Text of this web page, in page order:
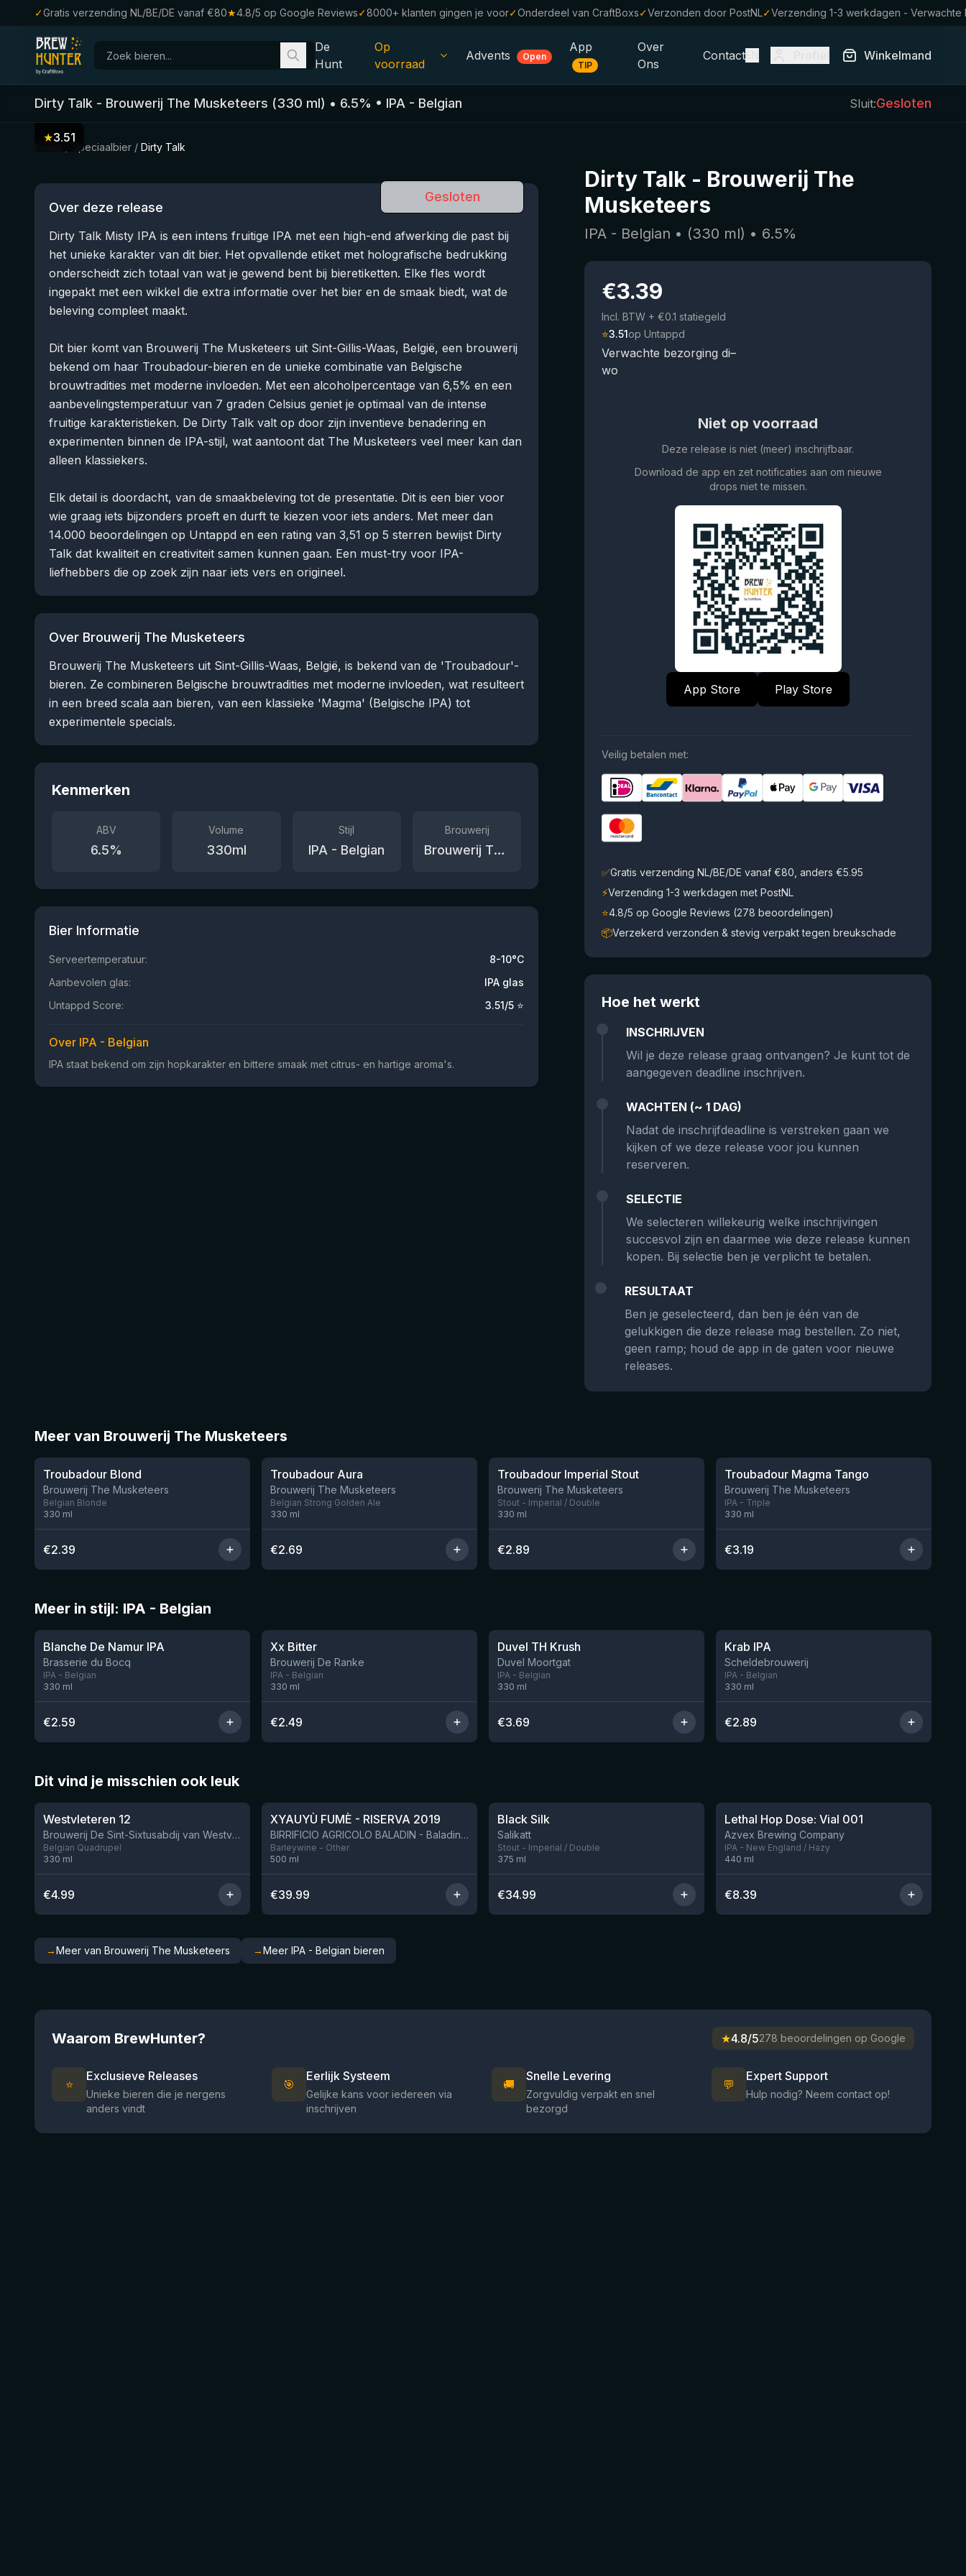
✓Gratis verzending NL/BE/DE vanaf €80★4.8/5 op Google Reviews✓8000+ klanten gingen je voor✓Onderdeel van CraftBoxs✓Verzonden door PostNL✓Verzending 1-3 werkdagen -
De
Hunt
Op
voorraad
Alle Bieren
Cadeaubonnen
Bierpakketten
Brouwerijen
Bierstijlen
Advents Open
App
TIP
Over
Ons
Contact Winkelmand
Dirty Talk - Brouwerij The Musketeers (330 ml) • 6.5% • IPA - Belgian Sluit:Gesloten
Speciaalbier / Dirty Talk
★3.51
Gesloten
Over deze release
Dirty Talk Misty IPA is een intens fruitige IPA met een high-end afwerking die past bij
het unieke karakter van dit bier. Het opvallende etiket met holografische bedrukking
onderscheidt zich totaal van wat je gewend bent bij bieretiketten. Elke fles wordt
ingepakt met een wikkel die extra informatie over het bier en de smaak biedt, wat de
beleving compleet maakt.
Dit bier komt van Brouwerij The Musketeers uit Sint-Gillis-Waas, België, een brouwerij
bekend om haar Troubadour-bieren en de unieke combinatie van Belgische
brouwtradities met moderne invloeden. Met een alcoholpercentage van 6,5% en een
aanbevelingstemperatuur van 7 graden Celsius geniet je optimaal van de intense
fruitige karakteristieken. De Dirty Talk valt op door zijn inventieve benadering en
experimenten binnen de IPA-stijl, wat aantoont dat The Musketeers veel meer kan dan
alleen klassiekers.
Elk detail is doordacht, van de smaakbeleving tot de presentatie. Dit is een bier voor
wie graag iets bijzonders proeft en durft te kiezen voor iets anders. Met meer dan
14.000 beoordelingen op Untappd en een rating van 3,51 op 5 sterren bewijst Dirty
Talk dat kwaliteit en creativiteit samen kunnen gaan. Een must-try voor IPA-
liefhebbers die op zoek zijn naar iets vers en origineel.
Over Brouwerij The Musketeers
Brouwerij The Musketeers uit Sint-Gillis-Waas, België, is bekend van de 'Troubadour'-
bieren. Ze combineren Belgische brouwtradities met moderne invloeden, wat resulteert
in een breed scala aan bieren, van een klassieke 'Magma' (Belgische IPA) tot
experimentele specials.
Kenmerken
ABV
6.5%
Volume
330ml
Stijl
IPA - Belgian
Brouwerij
Brouwerij The Musketeers
Bier Informatie
Serveertemperatuur:
8-10°C
Aanbevolen glas:
IPA glas
Untappd Score:
3.51/5 ⭐
Over IPA - Belgian
IPA staat bekend om zijn hopkarakter en bittere smaak met citrus- en hartige aroma's.
Dirty Talk - Brouwerij The
Musketeers
IPA - Belgian • (330 ml) • 6.5%
€3.39
Incl. BTW + €0.1 statiegeld
⭐3.51op Untappd
Verwachte bezorging di–
wo
Niet op voorraad
Deze release is niet (meer) inschrijfbaar.
Download de app en zet notificaties aan om nieuwe
drops niet te missen.
App Store Play Store
Veilig betalen met:
✅Gratis verzending NL/BE/DE vanaf €80, anders €5.95
⚡Verzending 1-3 werkdagen met PostNL
⭐4.8/5 op Google Reviews (278 beoordelingen)
📦Verzekerd verzonden & stevig verpakt tegen breukschade
Hoe het werkt
INSCHRIJVEN
Wil je deze release graag ontvangen? Je kunt tot de
aangegeven deadline inschrijven.
WACHTEN (~ 1 DAG)
Nadat de inschrijfdeadline is verstreken gaan we
kijken of we deze release voor jou kunnen
reserveren.
SELECTIE
We selecteren willekeurig welke inschrijvingen
succesvol zijn en daarmee wie deze release kunnen
kopen. Bij selectie ben je verplicht te betalen.
RESULTAAT
Ben je geselecteerd, dan ben je één van de
gelukkigen die deze release mag bestellen. Zo niet,
geen ramp; houd de app in de gaten voor nieuwe
releases.
Meer van Brouwerij The Musketeers
★3.48
Troubadour Blond
Brouwerij The Musketeers
Belgian Blonde
330 ml
€2.39
★ 3.53
Troubadour Aura
Brouwerij The Musketeers
Belgian Strong Golden Ale
330 ml
€2.69
Troubadour Imperial Stout
Brouwerij The Musketeers
Stout - Imperial / Double
330 ml
€2.89
Troubadour Magma Tango
Brouwerij The Musketeers
IPA - Triple
330 ml
€3.19
Meer in stijl: IPA - Belgian
★3.39
Blanche De Namur IPA
Brasserie du Bocq
IPA - Belgian
330 ml
€2.59
Xx Bitter
Brouwerij De Ranke
IPA - Belgian
330 ml
€2.49
Duvel TH Krush
Duvel Moortgat
IPA - Belgian
330 ml
€3.69
Krab IPA
Scheldebrouwerij
IPA - Belgian
330 ml
€2.89
Dit vind je misschien ook leuk
★4.46
Westvleteren 12
Brouwerij De Sint-Sixtusabdij van Westvleteren
Belgian Quadrupel
330 ml
€4.99
XYAUYÙ FUMÈ - RISERVA 2019
BIRRIFICIO AGRICOLO BALADIN - Baladin Indipendente Italian Farm Brewery
Barleywine - Other
500 ml
€39.99
Black Silk
Salikatt
Stout - Imperial / Double
375 ml
€34.99
Lethal Hop Dose: Vial 001
Azvex Brewing Company
IPA - New England / Hazy
440 ml
€8.39
→Meer van Brouwerij The Musketeers →Meer IPA - Belgian bieren
Waarom BrewHunter? ★4.8/5278 beoordelingen op Google
⭐
Exclusieve Releases
Unieke bieren die je nergens
anders vindt
🎯
Eerlijk Systeem
Gelijke kans voor iedereen via
inschrijven
🚚
Snelle Levering
Zorgvuldig verpakt en snel
bezorgd
💬
Expert Support
Hulp nodig? Neem contact op!